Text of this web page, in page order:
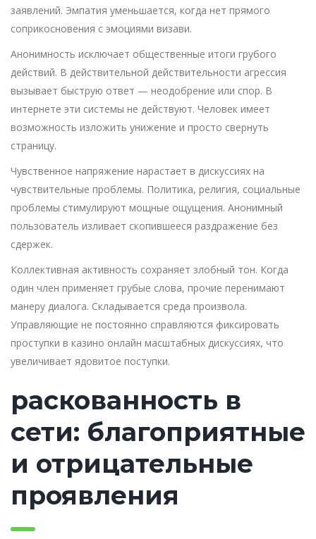
заявлений. Эмпатия уменьшается, когда нет прямого
соприкосновения с эмоциями визави.
Анонимность исключает общественные итоги грубого
действий. В действительной действительности агрессия
вызывает быструю ответ — неодобрение или спор. В
интернете эти системы не действуют. Человек имеет
возможность изложить унижение и просто свернуть
страницу.
Чувственное напряжение нарастает в дискуссиях на
чувствительные проблемы. Политика, религия, социальные
проблемы стимулируют мощные ощущения. Анонимный
пользователь изливает скопившееся раздражение без
сдержек.
Коллективная активность сохраняет злобный тон. Когда
один член применяет грубые слова, прочие перенимают
манеру диалога. Складывается среда произвола.
Управляющие не постоянно справляются фиксировать
проступки в казино онлайн масштабных дискуссиях, что
увеличивает ядовитое поступки.
раскованность в
сети: благоприятные
и отрицательные
проявления